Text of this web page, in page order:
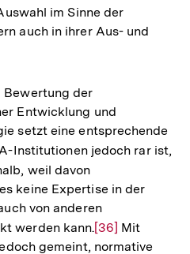
im Sinne der
auch in ihrer Aus- und
Bewertung der
Entwicklung und
setzt eine entsprechende
Institutionen jedoch rar ist,
weil davon
keine Expertise in der
von anderen
werden kann.Zur
Auflösung
[36] Mit
gemeint, normative